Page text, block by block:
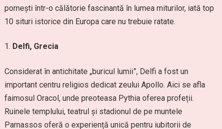
pornești într-o călătorie fascinantă în lumea miturilor, iată top
10 situri istorice din Europa care nu trebuie ratate.
Delfi, Grecia
Considerat în antichitate „buricul lumii”, Delfi a fost un
important centru religios dedicat zeului Apollo. Aici se afla
faimosul Oracol, unde preoteasa Pythia oferea profeții.
Ruinele templului, teatrul și stadionul de pe muntele
Parnassos oferă o experiență unică pentru iubitorii de